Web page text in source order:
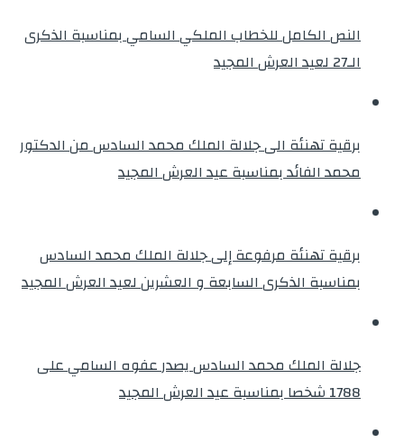
النص الكامل للخطاب الملكي السامي بمناسبة الذكرى
الـ27 لعيد العرش المجيد
برقية تهنئة الى جلالة الملك محمد السادس من الدكتور
محمد الفائد بمناسبة عيد العرش المجيد
برقية تهنئة مرفوعة إلى جلالة الملك محمد السادس
بمناسبة الذكرى السابعة و العشرين لعيد العرش المجيد
جلالة الملك محمد السادس يصدر عفوه السامي على
1788 شخصا بمناسبة عيد العرش المجيد